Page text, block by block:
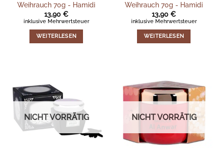
Weihrauch 70g - Hamidi
13,90 €
inklusive Mehrwertsteuer
WEITERLESEN
Weihrauch 70g - Hamidi
13,90 €
inklusive Mehrwertsteuer
WEITERLESEN
NICHT VORRÄTIG NICHT VORRÄTIG